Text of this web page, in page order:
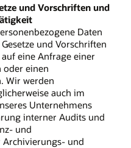
und Vorschriften und
Daten
und Vorschriften
eine Anfrage einer
oder einen
Wir werden
auch im
Unternehmens
interner Audits und
und
Archivierungs- und